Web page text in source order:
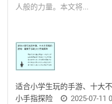
人般的力量。本文将...
适合小学生玩的手游、十大
小手指探险
2025-07-11